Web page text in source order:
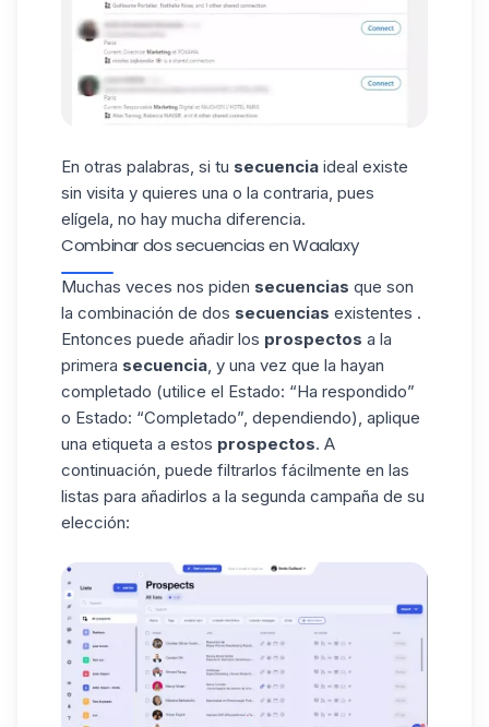
En otras palabras, si tu secuencia ideal existe
sin visita y quieres una o la contraria, pues
elígela, no hay mucha diferencia.
Combinar dos secuencias en Waalaxy
Muchas veces nos piden secuencias que son
la combinación de dos secuencias existentes .
Entonces puede añadir los prospectos a la
primera secuencia, y una vez que la hayan
completado (utilice el Estado: “Ha respondido”
o Estado: “Completado”, dependiendo), aplique
una etiqueta a estos prospectos. A
continuación, puede filtrarlos fácilmente en las
listas para añadirlos a la segunda campaña de su
elección: